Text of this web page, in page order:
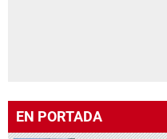
EN PORTADA